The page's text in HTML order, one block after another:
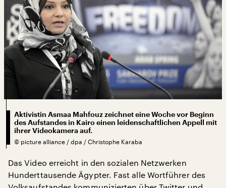
Aktivistin Asmaa Mahfouz zeichnet eine Woche vor Beginn
des Aufstandes in Kairo einen leidenschaftlichen Appell mit
ihrer Videokamera auf.
© picture alliance / dpa / Christophe Karaba
Das Video erreicht in den sozialen Netzwerken
Hunderttausende Ägypter. Fast alle Wortführer des